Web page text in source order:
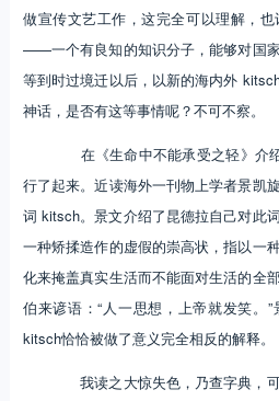
做宣传文艺工作，这完全可以理解，
——一个有良知的知识分子，能够对国
等到时过境迁以后，以新的海内外
神话，是否有这等事情呢？不可不察。
在《生命中不能承受之轻》介
行了起来。近读海外一刊物上学者景凯
词 kitsch。景文介绍了昆德拉自己对此
一种矫揉造作的虚假的崇高状，指以一
化来掩盖真实生活而不能面对生活的全
伯来谚语：“人一思想，上帝就发笑。
kitsch恰恰被做了意义完全相反的解释。
我读之大惊失色，乃查字典，可